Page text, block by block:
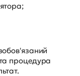
процедура